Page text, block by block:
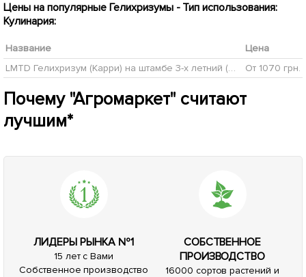
Цены на популярные Гелихризумы - Тип использования:
Кулинария:
Название
Цена
LMTD Гелихризум (Карри) на штамбе 3-х летний (30-40см)
От 1070 грн.
Почему "Агромаркет" считают
лучшим*
ЛИДЕРЫ РЫНКА №1
15 лет с Вами
Собственное производство
СОБСТВЕННОЕ
ПРОИЗВОДСТВО
16000 сортов растений и